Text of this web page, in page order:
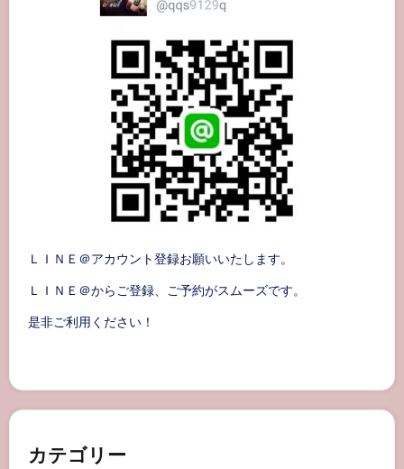
ＬＩＮＥ＠アカウント登録お願いいたします。
ＬＩＮＥ＠からご登録、ご予約がスムーズです。
是非ご利用ください！
カテゴリー